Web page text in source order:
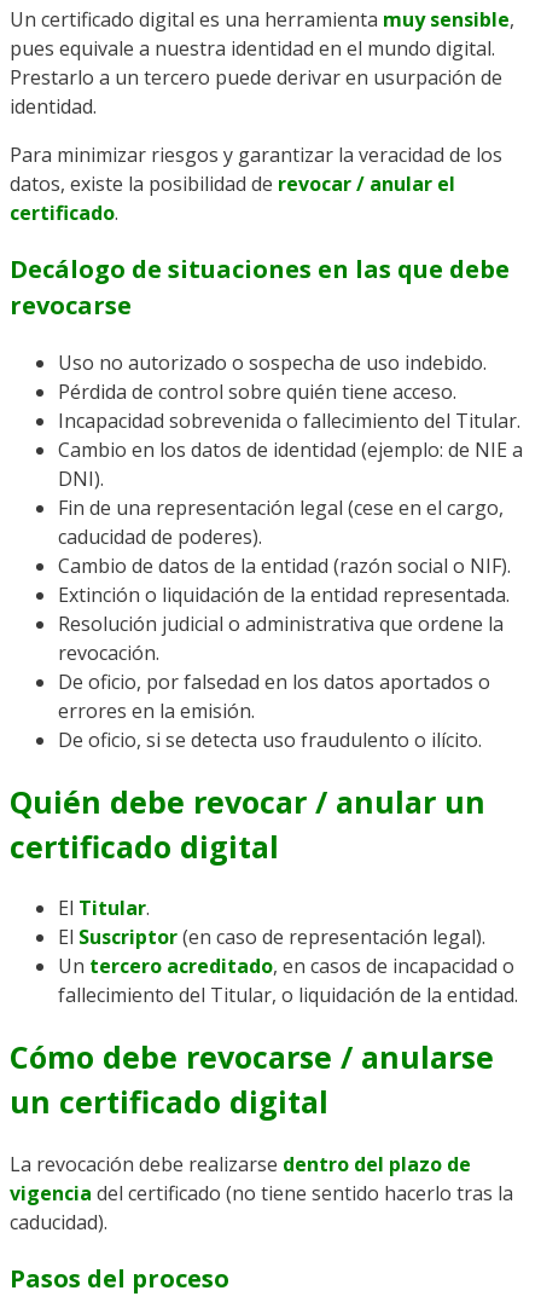
Un certificado digital es una herramienta muy sensible,
pues equivale a nuestra identidad en el mundo digital.
Prestarlo a un tercero puede derivar en usurpación de
identidad.
Para minimizar riesgos y garantizar la veracidad de los
datos, existe la posibilidad de revocar / anular el
certificado.
Decálogo de situaciones en las que debe
revocarse
Uso no autorizado o sospecha de uso indebido.
Pérdida de control sobre quién tiene acceso.
Incapacidad sobrevenida o fallecimiento del Titular.
Cambio en los datos de identidad (ejemplo: de NIE a
DNI).
Fin de una representación legal (cese en el cargo,
caducidad de poderes).
Cambio de datos de la entidad (razón social o NIF).
Extinción o liquidación de la entidad representada.
Resolución judicial o administrativa que ordene la
revocación.
De oficio, por falsedad en los datos aportados o
errores en la emisión.
De oficio, si se detecta uso fraudulento o ilícito.
Quién debe revocar / anular un
certificado digital
El Titular.
El Suscriptor(en caso de representación legal).
Un tercero acreditado, en casos de incapacidad o
fallecimiento del Titular, o liquidación de la entidad.
Cómo debe revocarse / anularse
un certificado digital
La revocación debe realizarse dentro del plazo de
vigencia del certificado (no tiene sentido hacerlo tras la
caducidad).
Pasos del proceso